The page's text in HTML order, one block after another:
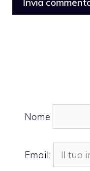
Nome
Email: